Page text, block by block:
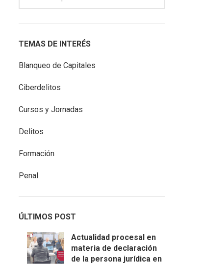
TEMAS DE INTERÉS
Blanqueo de Capitales
Ciberdelitos
Cursos y Jornadas
Delitos
Formación
Penal
ÚLTIMOS POST
Actualidad procesal en
materia de declaración
de la persona jurídica en